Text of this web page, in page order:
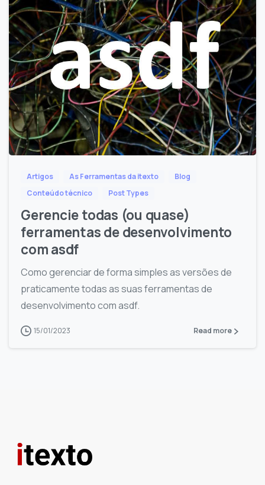
Artigos As Ferramentas da itexto
Blog
Conteúdo técnico
Post Types
Gerencie todas (ou quase)
ferramentas de desenvolvimento
com asdf
Como gerenciar de forma simples as versões de
praticamente todas as suas ferramentas de
desenvolvimento com asdf.
15/01/2023 Read more